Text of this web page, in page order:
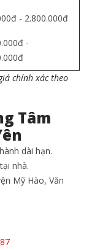
- 2.800.000đ
-
chính xác theo
Tâm
dài hạn.
nhà.
Mỹ Hào, Văn